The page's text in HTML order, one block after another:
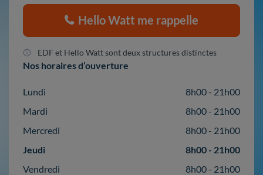
Hello Watt me rappelle
EDF et Hello Watt sont deux structures distinctes
Nos horaires d’ouverture
Lundi
8h00 - 21h00
Mardi
8h00 - 21h00
Mercredi
8h00 - 21h00
Jeudi
8h00 - 21h00
Vendredi
8h00 - 21h00